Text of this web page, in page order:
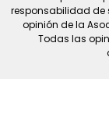
responsabilidad de
opinión de la
Todas las